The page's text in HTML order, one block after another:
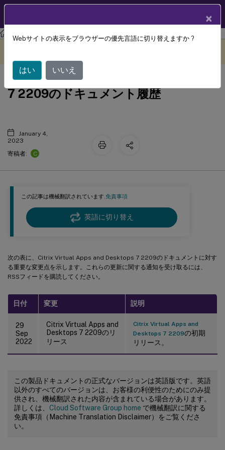
この記事は機械翻訳されています.免責事項
英語に切り替え
次の表に、Citrix Virtual Apps and Desktops 7 2209のドキュメントに対す
る重要な変更点を示します。これらの更新に関する通知を受け取るには、
RSSフィードを購読してください。
日付 変更 説明
29
Sep
2022
Citrix Virtual Apps and
Desktops 7 2209のリ
リース
Citrix Virtual Apps and
Desktops 7 2209の初期
リリース。
この製品ドキュメントの正式なバージョンは英語版です。英語
以外のすべてのバージョンは、お客様の利便性のためにのみ提
供され、機械翻訳された内容が含まれている場合があります。
詳しくは、 Cloud Software Group home で機械翻訳に関する
免責事項（Machine Translation Disclaimer）をご覧くださ
い。
Citrix Virtual Apps and Desktops
7 2209のドキュメント履歴
January 4,
2023
寄稿者:
C
×
Webサイトの表示をブラウザーの優先言語に切り替えますか ?
はい いいえ